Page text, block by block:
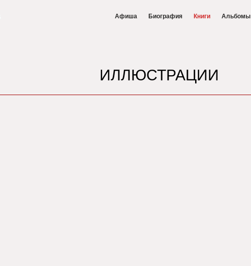
Афиша Биография Книги Альбомы
ИЛЛЮСТРАЦИИ